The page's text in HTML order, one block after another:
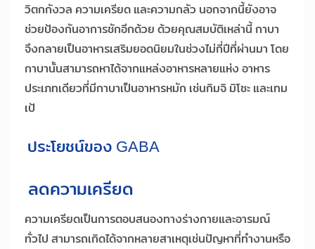
วิตกกังวล ความเครียด และความกลัว นอกจากนี้ยังอาจ
ช่วยป้องกันอาการชักอีกด้วย ด้วยคุณสมบัติเหล่านี้ กาบา
จึงกลายเป็นอาหารเสริมยอดนิยมในช่วงไม่กี่ปีที่ผ่านมา โดย
กาบานั้นสามารถหาได้จากแหล่งอาหารหลายแห่ง อาหาร
ประเภทเดียวที่มีกาบาเป็นอาหารหมัก เช่นกิมจิ มิโซะ และเทม
เป้
ประโยชน์ของ GABA
ลดความเครียด
ความเครียดเป็นการตอบสนองทางร่างกายและอารมณ์
ทั่วไป สามารถเกิดได้จากหลายสาเหตุเช่นปัญหาที่ทำงานหรือ